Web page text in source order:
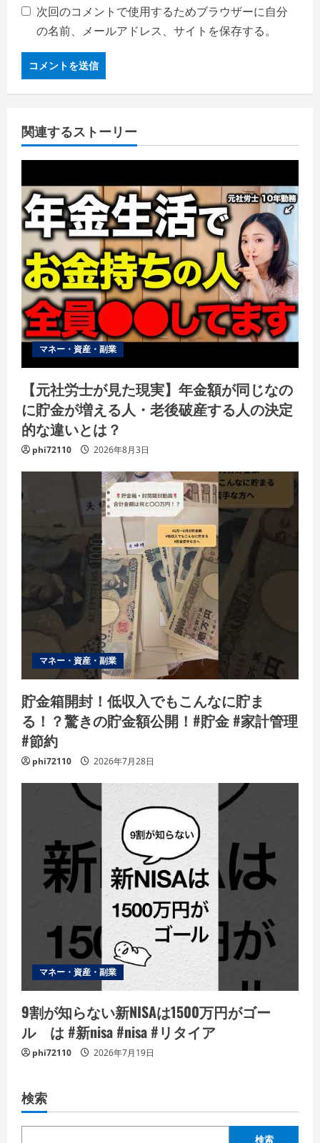
次回のコメントで使用するためブラウザーに自分
の名前、メールアドレス、サイトを保存する。
関連するストーリー
マネー・資産・副業
【元社労士が見た現実】年金額が同じなの
に貯金が増える人・老後破産する人の決定
的な違いとは？
phi72110 2026年8月3日
マネー・資産・副業
貯金箱開封！低収入でもこんなに貯ま
る！？驚きの貯金額公開！#貯金 #家計管理
#節約
phi72110 2026年7月28日
マネー・資産・副業
9割が知らない新NISAは1500万円がゴー
ル は #新nisa #nisa #リタイア
phi72110 2026年7月19日
検索
検索